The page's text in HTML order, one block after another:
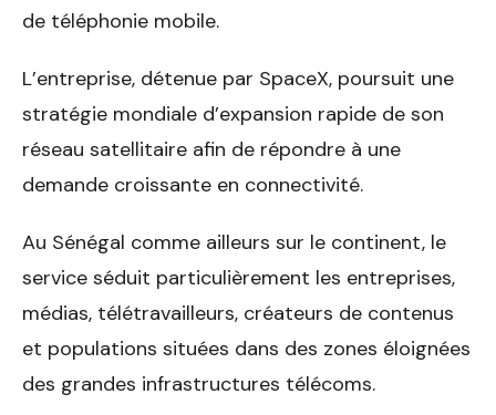
de téléphonie mobile.
L’entreprise, détenue par SpaceX, poursuit une
stratégie mondiale d’expansion rapide de son
réseau satellitaire afin de répondre à une
demande croissante en connectivité.
Au Sénégal comme ailleurs sur le continent, le
service séduit particulièrement les entreprises,
médias, télétravailleurs, créateurs de contenus
et populations situées dans des zones éloignées
des grandes infrastructures télécoms.